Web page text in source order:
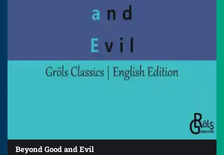
Beyond Good and Evil